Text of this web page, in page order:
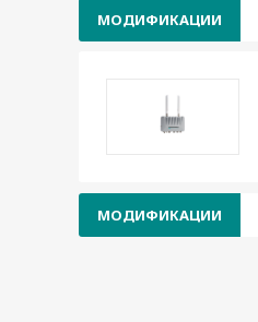
МОДИФИКАЦИИ
МОДИФИКАЦИИ